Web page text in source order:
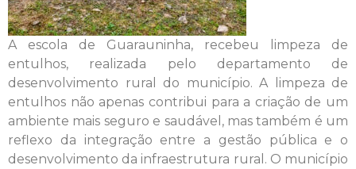
A escola de Guarauninha, recebeu limpeza de
entulhos, realizada pelo departamento de
desenvolvimento rural do município. A limpeza de
entulhos não apenas contribui para a criação de um
ambiente mais seguro e saudável, mas também é um
reflexo da integração entre a gestão pública e o
desenvolvimento da infraestrutura rural. O município